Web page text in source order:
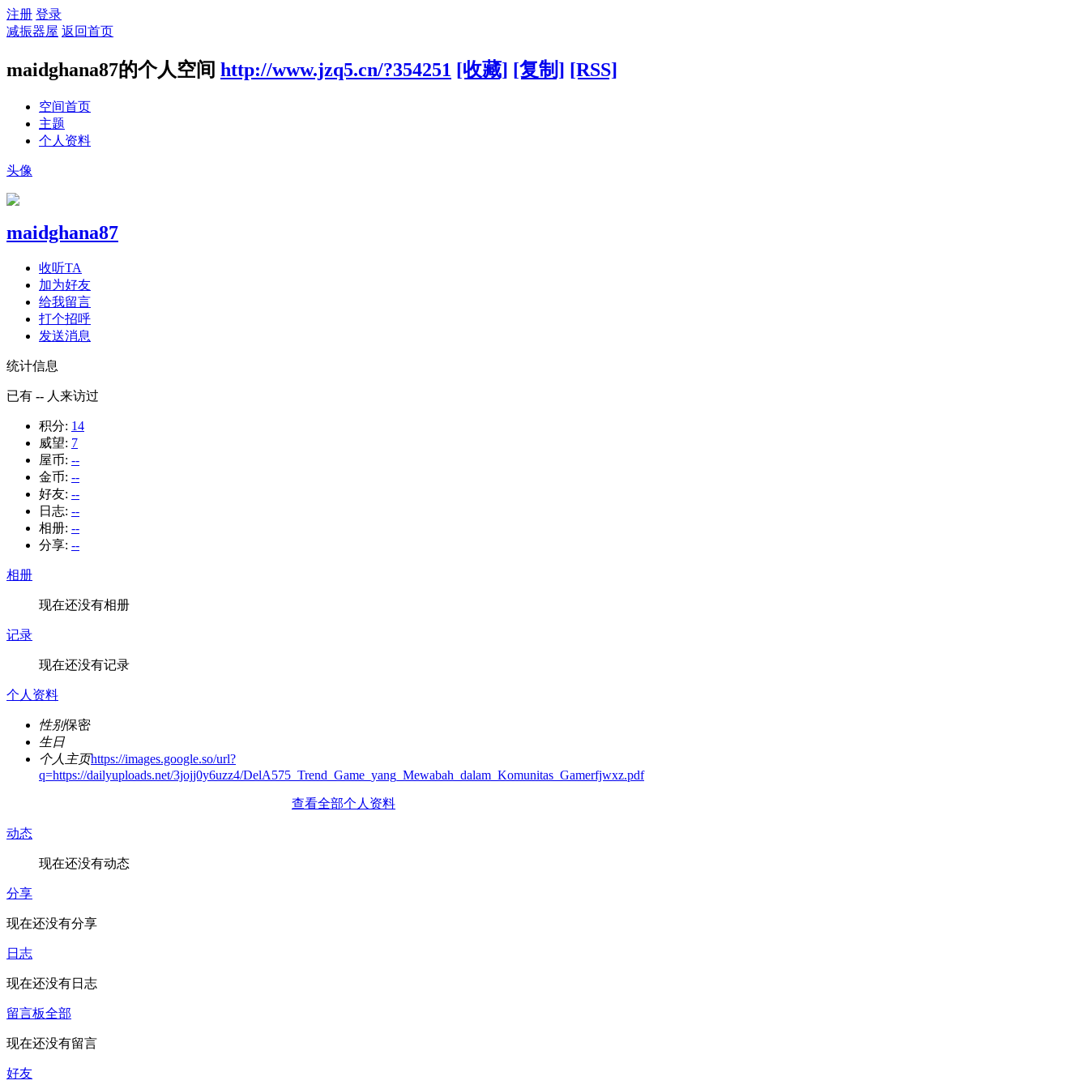
注册 登录
减振器屋 返回首页
maidghana87的个人空间 http://www.jzq5.cn/?354251 [收藏] [复制] [RSS]
空间首页
主题
个人资料
头像
maidghana87
收听TA
加为好友
给我留言
打个招呼
发送消息
统计信息
已有 -- 人来访过
积分: 14
威望: 7
屋币: --
金币: --
好友: --
日志: --
相册: --
分享: --
相册
现在还没有相册
记录
现在还没有记录
个人资料
性别保密
生日
个人主页https://images.google.so/url?
q=https://dailyuploads.net/3jojj0y6uzz4/DelA575_Trend_Game_yang_Mewabah_dalam_Komunitas_Gamerfjwxz.pdf
查看全部个人资料
动态
现在还没有动态
分享
现在还没有分享
日志
现在还没有日志
留言板全部
现在还没有留言
好友